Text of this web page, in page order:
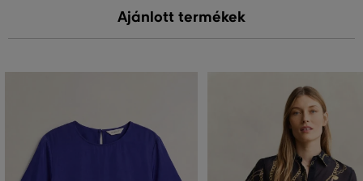
Ajánlott termékek